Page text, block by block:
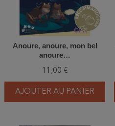
Anoure, anoure, mon bel
anoure…
11,00 €
AJOUTER AU PANIER